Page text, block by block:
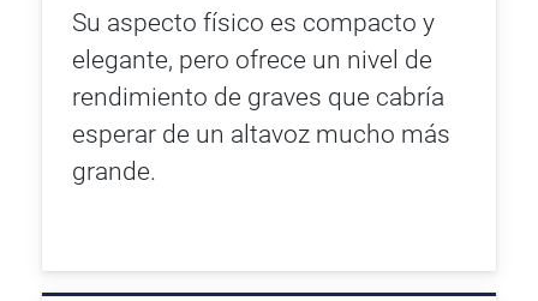
Su aspecto físico es compacto y
elegante, pero ofrece un nivel de
rendimiento de graves que cabría
esperar de un altavoz mucho más
grande.